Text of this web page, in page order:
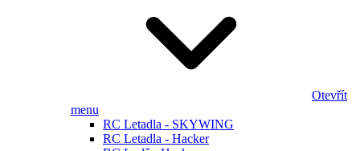
Otevřít
menu
RC Letadla - SKYWING
RC Letadla - Hacker